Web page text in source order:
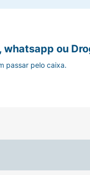
da fibra, mesmo
solar ou térmica.
e hidratação.
whatsapp ou
passar pelo caixa.